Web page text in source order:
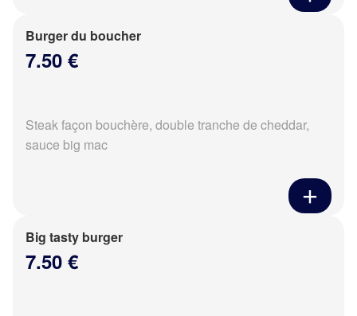
Burger du boucher
7.50 €
Steak façon bouchère, double tranche de cheddar,
sauce big mac
Big tasty burger
7.50 €